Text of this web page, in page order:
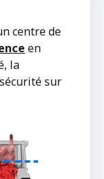
centre de
en
la
sur